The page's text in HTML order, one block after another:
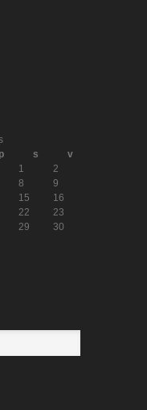
p s
v
1
2
8
9
15
16
22
23
29
30